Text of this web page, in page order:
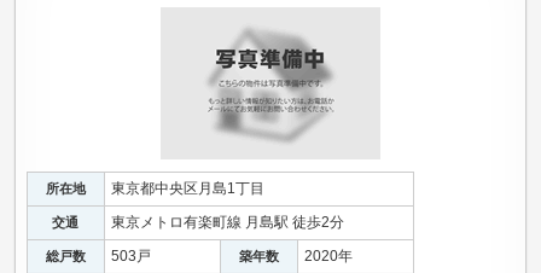
所在地 東京都中央区月島1丁目
交通 東京メトロ有楽町線 月島駅 徒歩2分
総戸数 503戸 築年数 2020年